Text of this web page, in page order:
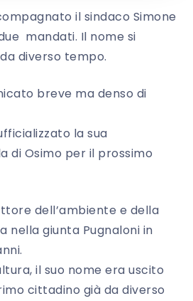
il sindaco Simone
mandati. Il nome si
diverso tempo.
breve ma denso di
la sua
di Osimo per il prossimo
dell’ambiente e della
nella giunta Pugnaloni in
il suo nome era uscito
cittadino già da diverso